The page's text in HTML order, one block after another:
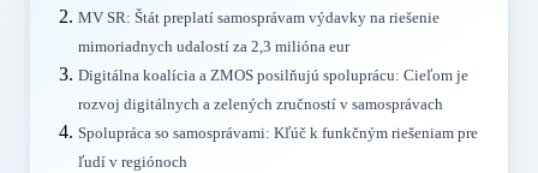
MV SR: Štát preplatí samosprávam výdavky na riešenie
mimoriadnych udalostí za 2,3 milióna eur
Digitálna koalícia a ZMOS posilňujú spoluprácu: Cieľom je
rozvoj digitálnych a zelených zručností v samosprávach
Spolupráca so samosprávami: Kľúč k funkčným riešeniam pre
ľudí v regiónoch